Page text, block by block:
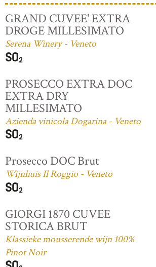
GRAND CUVEE' EXTRA
DROGE MILLESIMATO
Serena Winery - Veneto
PROSECCO EXTRA DOC
EXTRA DRY
MILLESIMATO
Azienda vinicola Dogarina - Veneto
Prosecco DOC Brut
Wijnhuis Il Roggio - Veneto
GIORGI 1870 CUVEE
STORICA BRUT
Klassieke mousserende wijn 100%
Pinot Noir